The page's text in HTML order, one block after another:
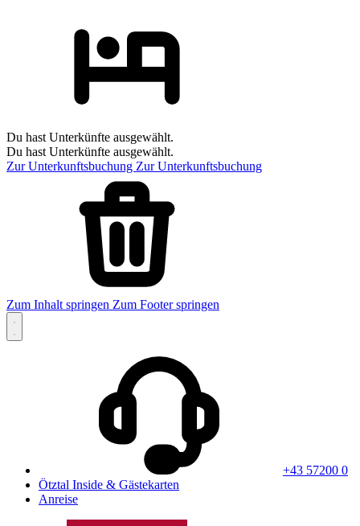
Du hast Unterkünfte ausgewählt.
Du hast Unterkünfte ausgewählt.
Zur Unterkunftsbuchung Zur Unterkunftsbuchung
Zum Inhalt springen Zum Footer springen
+43 57200 0
Ötztal Inside & Gästekarten
Anreise